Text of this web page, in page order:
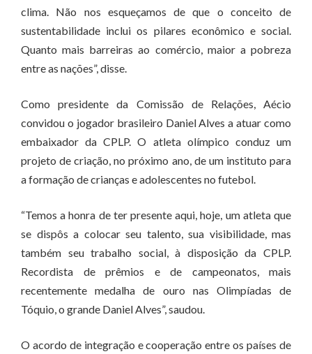
clima. Não nos esqueçamos de que o conceito de
sustentabilidade inclui os pilares econômico e social.
Quanto mais barreiras ao comércio, maior a pobreza
entre as nações”, disse.
Como presidente da Comissão de Relações, Aécio
convidou o jogador brasileiro Daniel Alves a atuar como
embaixador da CPLP. O atleta olímpico conduz um
projeto de criação, no próximo ano, de um instituto para
a formação de crianças e adolescentes no futebol.
“Temos a honra de ter presente aqui, hoje, um atleta que
se dispôs a colocar seu talento, sua visibilidade, mas
também seu trabalho social, à disposição da CPLP.
Recordista de prêmios e de campeonatos, mais
recentemente medalha de ouro nas Olimpíadas de
Tóquio, o grande Daniel Alves”, saudou.
O acordo de integração e cooperação entre os países de